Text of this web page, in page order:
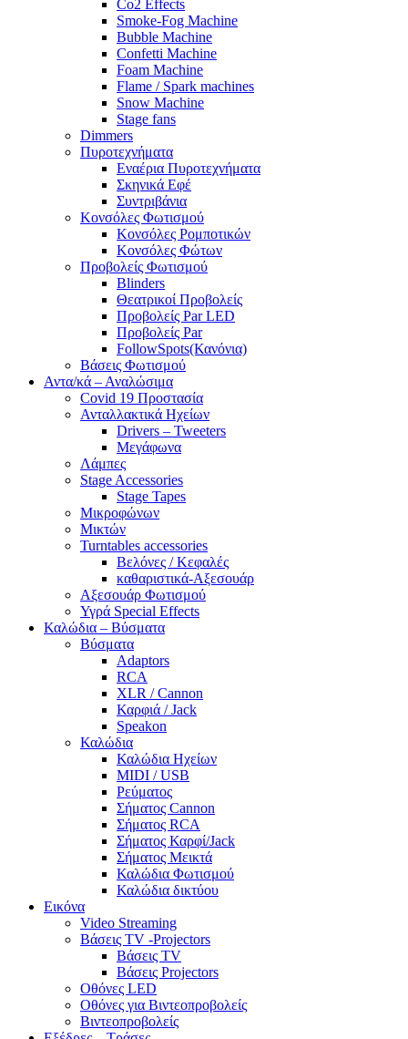
Co2 Effects
Smoke-Fog Machine
Bubble Machine
Confetti Machine
Foam Machine
Flame / Spark machines
Snow Machine
Stage fans
Dimmers
Πυροτεχνήματα
Εναέρια Πυροτεχνήματα
Σκηνικά Εφέ
Συντριβάνια
Κονσόλες Φωτισμού
Κονσόλες Ρομποτικών
Κονσόλες Φώτων
Προβολείς Φωτισμού
Blinders
Θεατρικοί Προβολείς
Προβολείς Par LED
Προβολείς Par
FollowSpots(Κανόνια)
Βάσεις Φωτισμού
Αντα/κά – Αναλώσιμα
Covid 19 Προστασία
Ανταλλακτικά Ηχείων
Drivers – Tweeters
Μεγάφωνα
Λάμπες
Stage Accessories
Stage Tapes
Μικροφώνων
Μικτών
Turntables accessories
Βελόνες / Κεφαλές
καθαριστικά-Αξεσουάρ
Αξεσουάρ Φωτισμού
Υγρά Special Effects
Καλώδια – Βύσματα
Βύσματα
Adaptors
RCA
XLR / Cannon
Καρφιά / Jack
Speakon
Καλώδια
Καλώδια Ηχείων
MIDI / USB
Ρεύματος
Σήματος Cannon
Σήματος RCA
Σήματος Καρφί/Jack
Σήματος Μεικτά
Καλώδια Φωτισμού
Καλώδια δικτύου
Εικόνα
Video Streaming
Βάσεις TV -Projectors
Βάσεις TV
Βάσεις Projectors
Οθόνες LED
Οθόνες για Βιντεοπροβολείς
Βιντεοπροβολείς